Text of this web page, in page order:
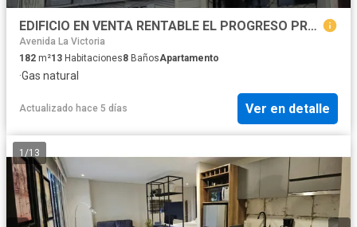
EDIFICIO EN VENTA RENTABLE EL PROGRESO PRECIO OPROTUNIDAD
Avenida La Victoria
182 m²13 Habitaciones8 BañosApartamento
·Gas natural
Actualizado hace 5 días Ver en detalle
1 /13